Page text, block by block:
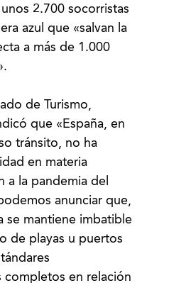
2.700 socorristas
azul que «salvan la
a más de 1.000
de Turismo,
que «España, en
tránsito, no ha
en materia
a la pandemia del
anunciar que,
se mantiene imbatible
de playas u puertos
completos en relación